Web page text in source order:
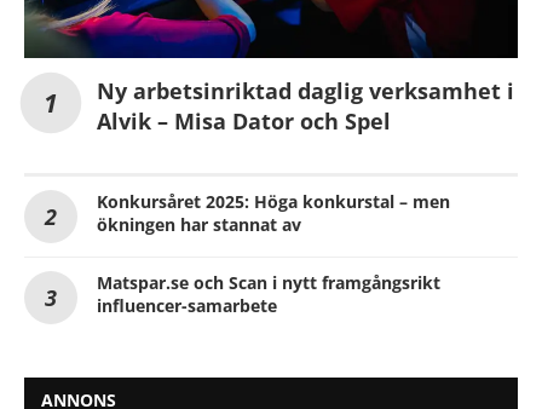
Ny arbetsinriktad daglig verksamhet i
Alvik – Misa Dator och Spel
Konkursåret 2025: Höga konkurstal – men
ökningen har stannat av
Matspar.se och Scan i nytt framgångsrikt
influencer-samarbete
ANNONS